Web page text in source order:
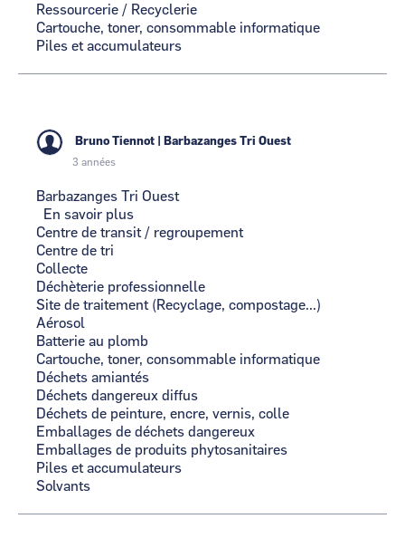
Ressourcerie / Recyclerie
Cartouche, toner, consommable informatique
Piles et accumulateurs
Bruno Tiennot Barbazanges Tri Ouest
3 années
Barbazanges Tri Ouest
En savoir plus
Barbazanges
Centre de transit / regroupement
Centre de tri
Collecte
Déchèterie professionnelle
Site de traitement (Recyclage, compostage...)
Aérosol
Batterie au plomb
Cartouche, toner, consommable informatique
Déchets amiantés
Déchets dangereux diffus
Déchets de peinture, encre, vernis, colle
Emballages de déchets dangereux
Emballages de produits phytosanitaires
Piles et accumulateurs
Solvants